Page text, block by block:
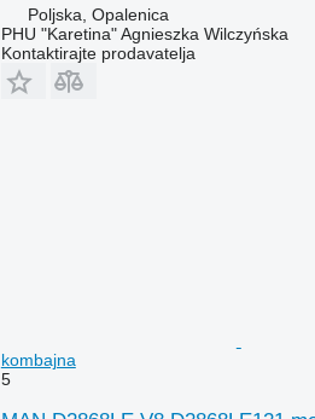
Poljska, Opalenica
PHU "Karetina" Agnieszka Wilczyńska
Kontaktirajte prodavatelja
kombajna
5